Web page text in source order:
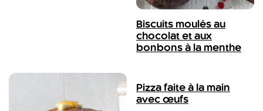
Biscuits moulés au
chocolat et aux
bonbons à la menthe
Pizza faite à la main
avec œufs